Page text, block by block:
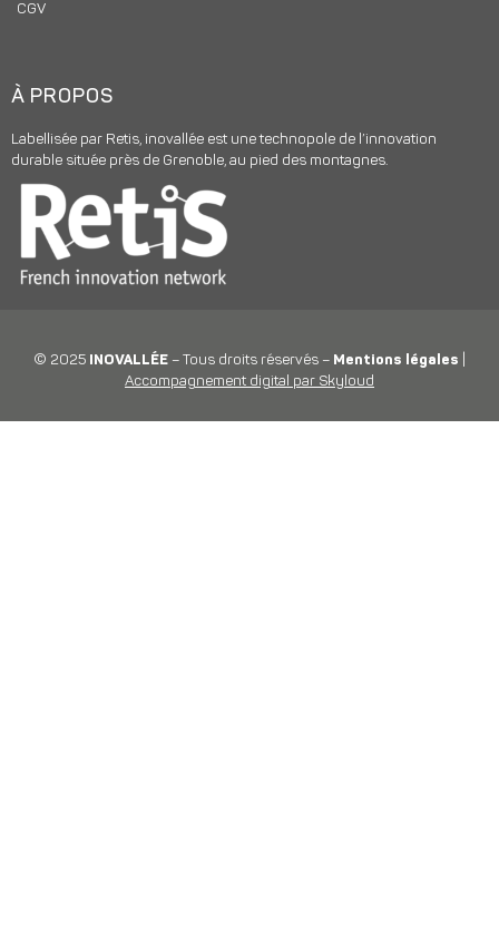
CGV
À PROPOS
Labellisée par Retis, inovallée est une technopole de l’innovation
durable située près de Grenoble, au pied des montagnes.
© 2025 INOVALLÉE – Tous droits réservés – Mentions légales
Accompagnement digital par Skyloud